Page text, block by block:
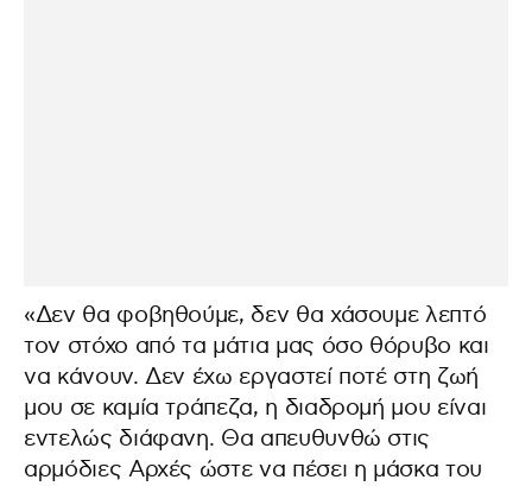
«Δεν θα φοβηθούμε, δεν θα χάσουμε λεπτό
τον στόχο από τα μάτια μας όσο θόρυβο και
να κάνουν. Δεν έχω εργαστεί ποτέ στη ζωή
μου σε καμία τράπεζα, η διαδρομή μου είναι
εντελώς διάφανη. Θα απευθυνθώ στις
αρμόδιες Αρχές ώστε να πέσει η μάσκα του